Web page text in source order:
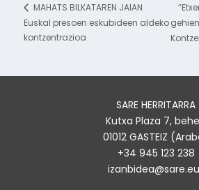
MAHATS BILKATAREN JAIAN
Euskal presoen eskubideen aldeko
kontzentrazioa
SARE HERRITARRA
Kutxa Plaza 7,
01012 GASTEIZ
+34 945 123 238